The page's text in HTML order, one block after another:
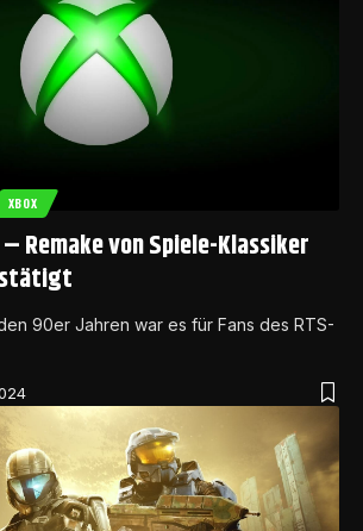
XBOX
– Remake von Spiele-Klassiker
90er Jahren war es für Fans des RTS-